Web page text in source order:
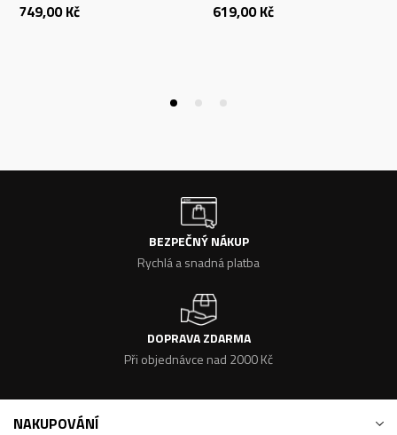
749,00 Kč 619,00 Kč
BEZPEČNÝ NÁKUP
Rychlá a snadná platba
DOPRAVA ZDARMA
Při objednávce nad 2000 Kč
NAKUPOVÁNÍ